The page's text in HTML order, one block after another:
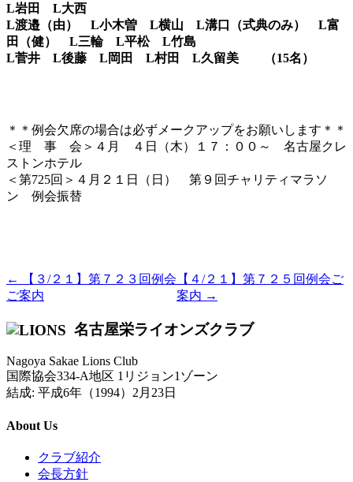
L岩田 L大西
L渡邉（由） L小木曽 L横山 L溝口（式典のみ） L富
田（健） L三輪 L平松 L竹島
L菅井 L後藤 L岡田 L村田 L久留美 （15名）
＊＊例会欠席の場合は必ずメークアップをお願いします＊＊
＜理 事 会＞４月 ４日（木）１７：００～ 名古屋クレ
ストンホテル
＜第725回＞４月２１日（日） 第９回チャリティマラソ
ン 例会振替
← 【３/２１】第７２３回例会
ご案内
【４/２１】第７２５回例会ご
案内 →
名古屋栄ライオンズクラブ
Nagoya Sakae Lions Club
国際協会334-A地区 1リジョン1ゾーン
結成: 平成6年（1994）2月23日
About Us
クラブ紹介
会長方針